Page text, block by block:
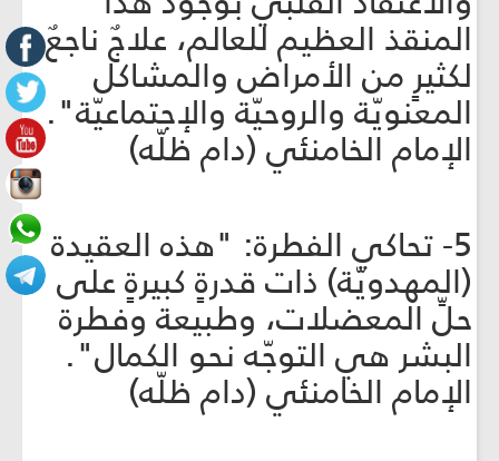
المنقذ العظيم للعالم، علاجٌ ناجعٌ
لكثيرٍ من الأمراض والمشاكل
المعنويّة والروحيّة والإجتماعيّة".
الإمام الخامنئي (دام ظلّه)
5- تحاكي الفطرة: "هذه العقيدة
(المهدويّة) ذات قدرةٍ كبيرةٍ على
حلّ‏ِ المعضلات، وطبيعة وفطرة
البشر هي التوجّه نحو الكمال".
الإمام الخامنئي (دام ظلّه)